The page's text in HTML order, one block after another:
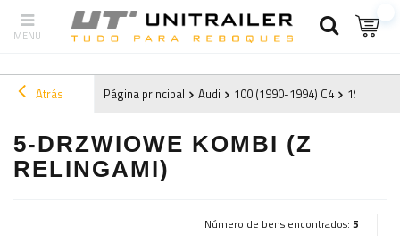
Atrás Página principal Audi 100 (1990-1994) C4 1992
5-DRZWIOWE KOMBI (Z
RELINGAMI)
Número de bens encontrados: 5